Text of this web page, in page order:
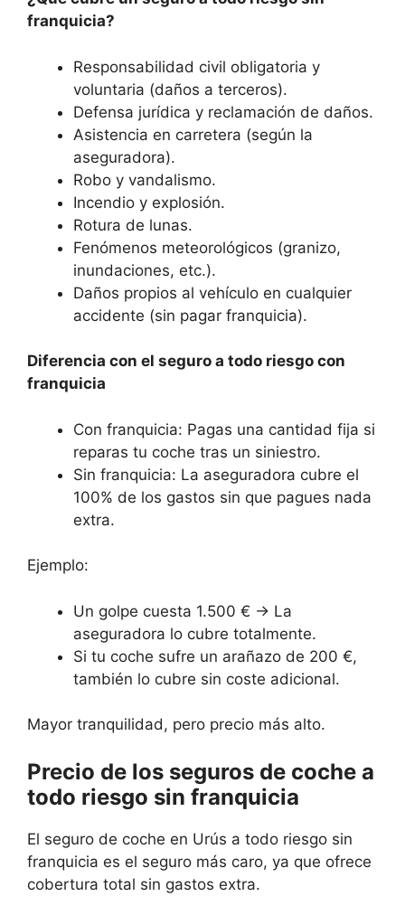
franquicia?
Responsabilidad civil obligatoria y
voluntaria (daños a terceros).
Defensa jurídica y reclamación de daños.
Asistencia en carretera (según la
aseguradora).
Robo y vandalismo.
Incendio y explosión.
Rotura de lunas.
Fenómenos meteorológicos (granizo,
inundaciones, etc.).
Daños propios al vehículo en cualquier
accidente (sin pagar franquicia).
Diferencia con el seguro a todo riesgo con
franquicia
Con franquicia: Pagas una cantidad fija si
reparas tu coche tras un siniestro.
Sin franquicia: La aseguradora cubre el
100% de los gastos sin que pagues nada
extra.
Ejemplo:
Un golpe cuesta 1.500 € → La
aseguradora lo cubre totalmente.
Si tu coche sufre un arañazo de 200 €,
también lo cubre sin coste adicional.
Mayor tranquilidad, pero precio más alto.
Precio de los seguros de coche a
todo riesgo sin franquicia
El seguro de coche en Urús a todo riesgo sin
franquicia es el seguro más caro, ya que ofrece
cobertura total sin gastos extra.